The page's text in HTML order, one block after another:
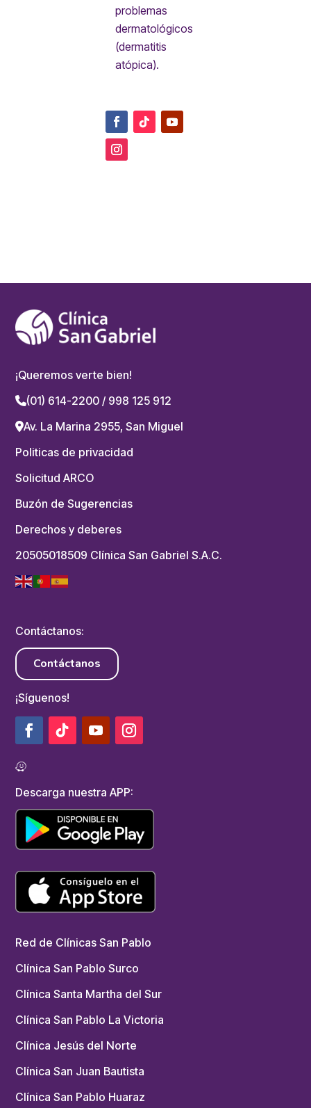
problemas
dermatológicos
(dermatitis
atópica).
¡Queremos verte bien!
(01) 614-2200 / 998 125 912
Av. La Marina 2955, San Miguel
Politicas de privacidad
Solicitud ARCO
Buzón de Sugerencias
Derechos y deberes
20505018509 Clínica San Gabriel S.A.C.
Contáctanos:
Contáctanos
¡Síguenos!
Descarga nuestra APP:
Red de Clínicas San Pablo
Clínica San Pablo Surco
Clínica Santa Martha del Sur
Clínica San Pablo La Victoria
Clínica Jesús del Norte
Clínica San Juan Bautista
Clínica San Pablo Huaraz